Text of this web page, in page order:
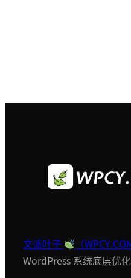
文派叶子 （
WordPress 系统底层优